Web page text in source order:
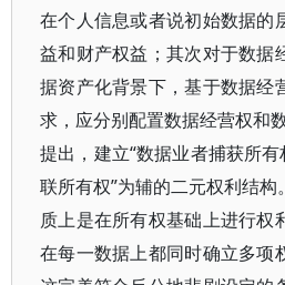
在个人信息或者说初始数据的
益和财产权益；其次对于数据
据资产化背景下，基于数据经
求，应分别配置数据经营权和
提出，建立“数据业者捕获所
联所有权”为辅的二元权利结
质上是在所有权基础上进行权
在每一数据上都同时确立多项